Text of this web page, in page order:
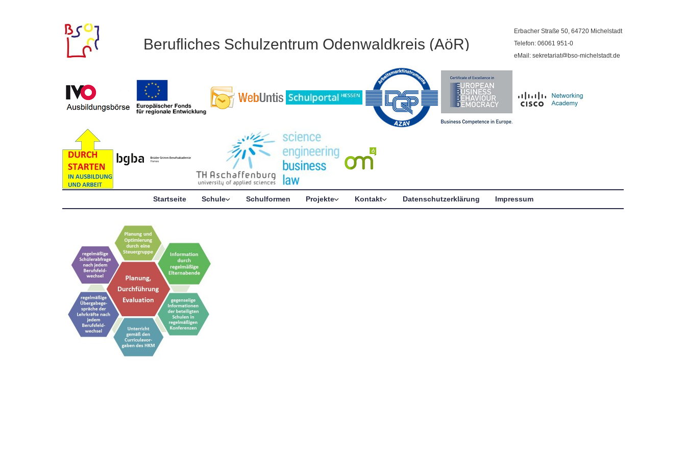
Berufliches Schulzentrum Odenwaldkreis (AöR)
Erbacher Straße 50, 64720 Michelstadt
Telefon: 06061 951-0
eMail: sekretariat@bso-michelstadt.de
Startseite Schule Schulformen Projekte Kontakt Datenschutzerklärung Impressum